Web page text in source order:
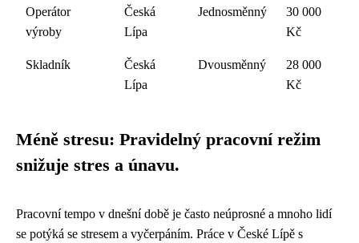
Operátor
výroby
Česká
Lípa
Jednosměnný
30 000
Kč
Skladník
Česká
Lípa
Dvousměnný
28 000
Kč
Méně stresu: Pravidelný pracovní režim
snižuje stres a únavu.
Pracovní tempo v dnešní době je často neúprosné a mnoho lidí
se potýká se stresem a vyčerpáním. Práce v České Lípě s